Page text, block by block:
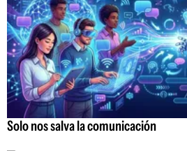
Solo nos salva la comunicación